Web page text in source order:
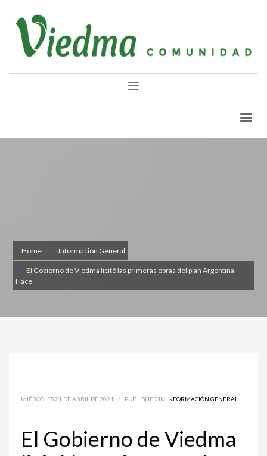
Home Información General
El Gobierno de Viedma licitó las primeras obras del plan Argentina
Hace
MIÉRCOLES 21 DE ABRIL DE 2021 / PUBLISHED IN INFORMACIÓN GENERAL
El Gobierno de Viedma